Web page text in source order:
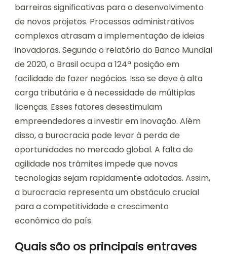
barreiras significativas para o desenvolvimento
de novos projetos. Processos administrativos
complexos atrasam a implementação de ideias
inovadoras. Segundo o relatório do Banco Mundial
de 2020, o Brasil ocupa a 124ª posição em
facilidade de fazer negócios. Isso se deve à alta
carga tributária e à necessidade de múltiplas
licenças. Esses fatores desestimulam
empreendedores a investir em inovação. Além
disso, a burocracia pode levar à perda de
oportunidades no mercado global. A falta de
agilidade nos trâmites impede que novas
tecnologias sejam rapidamente adotadas. Assim,
a burocracia representa um obstáculo crucial
para a competitividade e crescimento
econômico do país.
Quais são os principais entraves